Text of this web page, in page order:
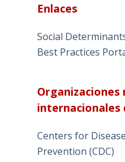
Enlaces
Social
Best Practices
Organizaciones
internacionales
Centers for
Prevention (CDC)